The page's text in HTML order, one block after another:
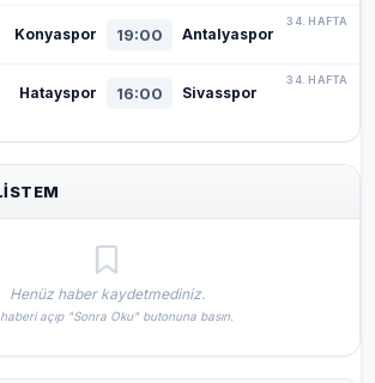
Konyaspor 19:00 Antalyaspor
34. HAFTA
Hatayspor 16:00 Sivasspor
34. HAFTA
Henüz haber kaydetmediniz.
açıp "Sonra Oku" butonuna basın.